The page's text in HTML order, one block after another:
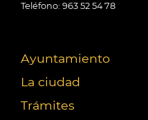
Teléfono: 963 52 54 78
Ayuntamiento
La ciudad
Trámites